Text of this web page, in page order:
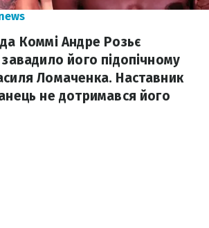
Коммі Андре Розьє
його підопічному
Ломаченка. Наставник
не дотримався його